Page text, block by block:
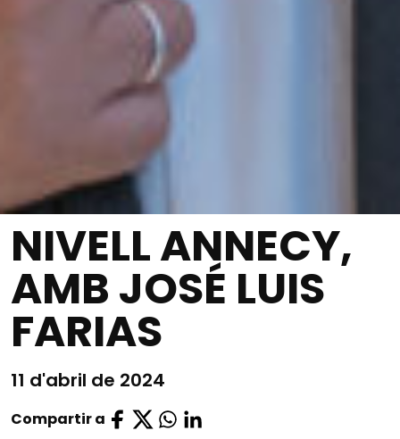
NIVELL ANNECY,
AMB JOSÉ LUIS
FARIAS
11 d'abril de 2024
Compartir a